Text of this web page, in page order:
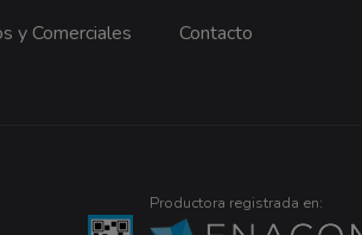
y Comerciales
Contacto
Productora registrada en: